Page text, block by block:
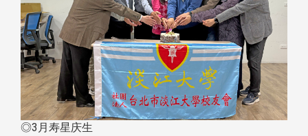
◎3月寿星庆生